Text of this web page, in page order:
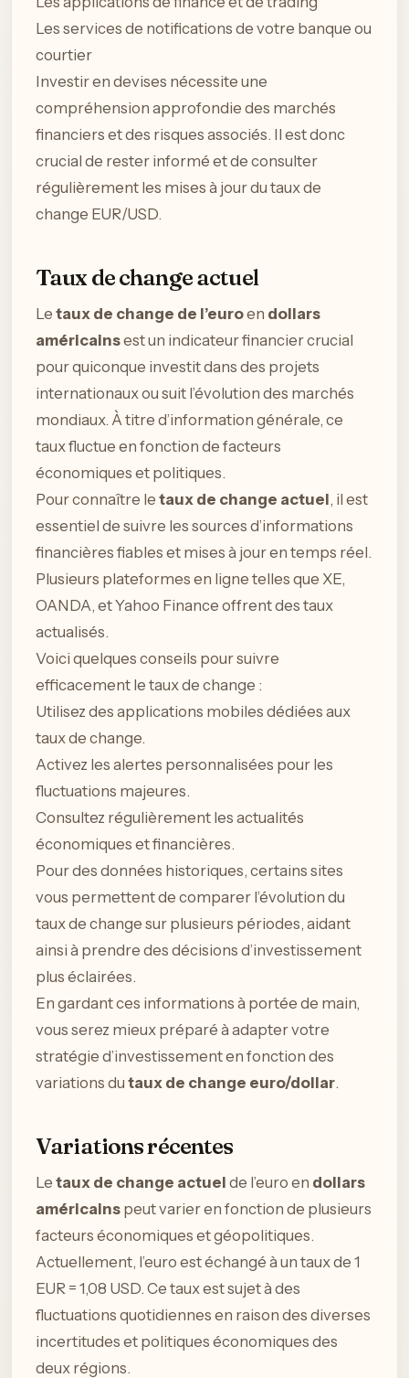
Les services de notifications de votre banque ou
courtier
Investir en devises nécessite une
compréhension approfondie des marchés
financiers et des risques associés. Il est donc
crucial de rester informé et de consulter
régulièrement les mises à jour du taux de
change EUR/USD.
Taux de change actuel
Le taux de change de l’euroen dollars
américainsest un indicateur financier crucial
pour quiconque investit dans des projets
internationaux ou suit l’évolution des marchés
mondiaux. À titre d’information générale, ce
taux fluctue en fonction de facteurs
économiques et politiques.
Pour connaître le taux de change actuel, il est
essentiel de suivre les sources d’informations
financières fiables et mises à jour en temps réel.
Plusieurs plateformes en ligne telles que XE,
OANDA, et Yahoo Finance offrent des taux
actualisés.
Voici quelques conseils pour suivre
efficacement le taux de change :
Utilisez des applications mobiles dédiées aux
taux de change.
Activez les alertes personnalisées pour les
fluctuations majeures.
Consultez régulièrement les actualités
économiques et financières.
Pour des données historiques, certains sites
vous permettent de comparer l’évolution du
taux de change sur plusieurs périodes, aidant
ainsi à prendre des décisions d’investissement
plus éclairées.
En gardant ces informations à portée de main,
vous serez mieux préparé à adapter votre
stratégie d’investissement en fonction des
variations du taux de change euro/dollar.
Variations récentes
Le taux de change actuel de l’euro en dollars
américains peut varier en fonction de plusieurs
facteurs économiques et géopolitiques.
Actuellement, l’euro est échangé à un taux de 1
EUR = 1,08 USD. Ce taux est sujet à des
fluctuations quotidiennes en raison des diverses
incertitudes et politiques économiques des
deux régions.